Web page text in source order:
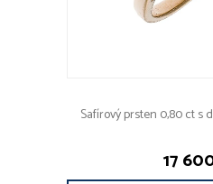
Safírový prsten 0,80 ct s
17